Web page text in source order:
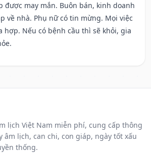
được may mắn. Buôn bán, kinh doanh
về nhà. Phụ nữ có tin mừng. Mọi việc
hợp. Nếu có bệnh cầu thì sẽ khỏi, gia
lịch Việt Nam miễn phí, cung cấp thông
âm lịch, can chi, con giáp, ngày tốt xấu
thống.